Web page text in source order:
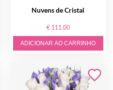
Nuvens de Cristal
€ 111.00
ADICIONAR AO CARRINHO